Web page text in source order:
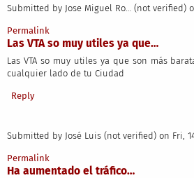
Submitted by Jose Miguel Ro… (not verified)
Permalink
Las VTA so muy utiles ya que…
Las VTA so muy utiles ya que son más
cualquier lado de tu Ciudad
Reply
Submitted by José Luis (not verified) on Fri,
Permalink
Ha aumentado el tráfico…